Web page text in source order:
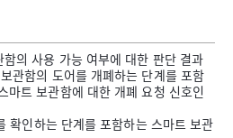
의 사용 가능 여부에 대한 판단 결과
관함의 도어를 개폐하는 단계를 포함
트 보관함에 대한 개폐 요청 신호인
확인하는 단계를 포함하는 스마트 보관